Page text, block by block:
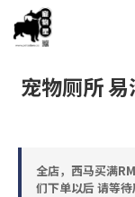
宠物厕所
全店，西马买满
们下单以后 请等